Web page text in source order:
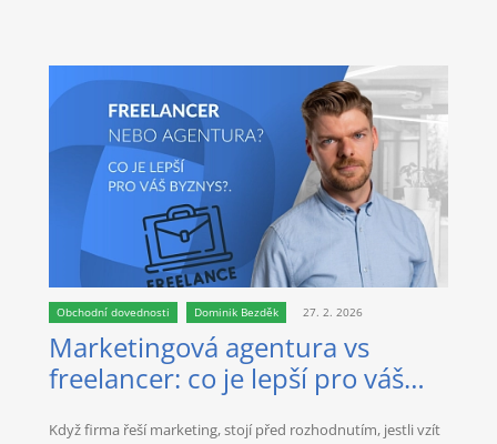
Obchodní dovednosti Dominik Bezděk 27. 2. 2026
Marketingová agentura vs
freelancer: co je lepší pro váš
Když firma řeší marketing, stojí před rozhodnutím, jestli vzít